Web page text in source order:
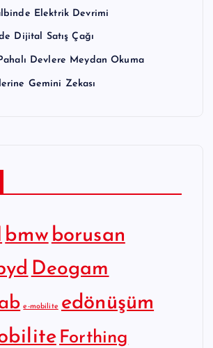
Elektrik Devrimi
Dijital Satış Çağı
Devlere Meydan Okuma
Gemini Zekası
bmw borusan
Deogam
e-mobilite edönüşüm
Forthing